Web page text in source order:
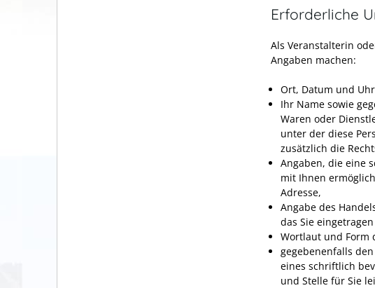
Erforderliche
Als Veranstalterin
Angaben machen:
Ort, Datum und
Ihr Name sowie
Waren oder
unter der diese
zusätzlich die
Angaben, die eine
mit Ihnen
Adresse,
Angabe des
das Sie
Wortlaut und Form
gegebenenfalls
eines schriftlich
und Stelle für Sie